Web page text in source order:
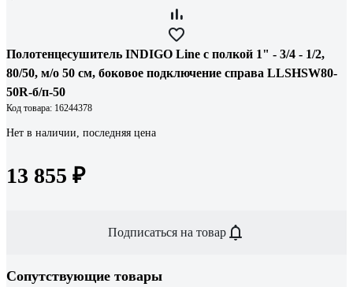
Полотенцесушитель INDIGO Line с полкой 1" - 3/4 - 1/2,
80/50, м/о 50 см, боковое подключение справа LLSHSW80-
50R-б/п-50
Код товара: 16244378
Нет в наличии, последняя цена
13 855 ₽
Подписаться на товар
Сопутствующие товары